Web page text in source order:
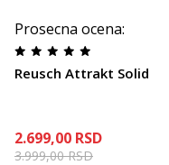
Prosecna ocena:
Reusch Attrakt Solid
2.699,00 RSD
3.999,00RSD